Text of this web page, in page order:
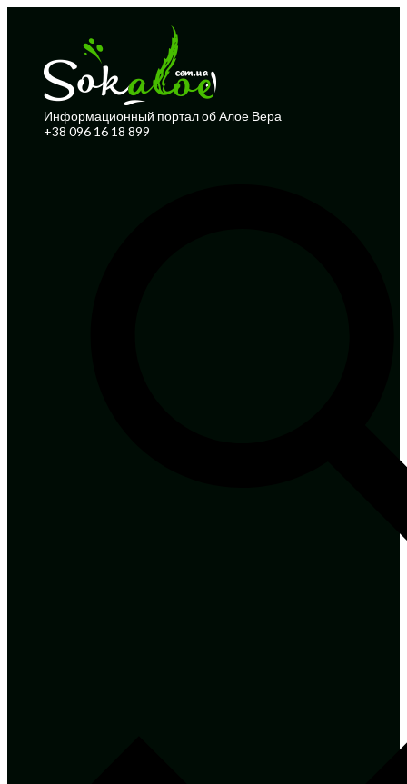
Информационный портал об Алое Вера
+38 096 16 18 899